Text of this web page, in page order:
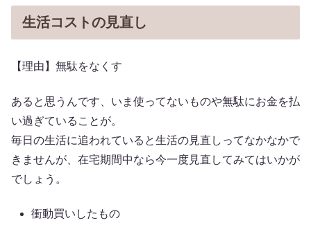
生活コストの見直し
【理由】無駄をなくす
あると思うんです、いま使ってないものや無駄にお金を払
い過ぎていることが。
毎日の生活に追われていると生活の見直しってなかなかで
きませんが、在宅期間中なら今一度見直してみてはいかが
でしょう。
衝動買いしたもの